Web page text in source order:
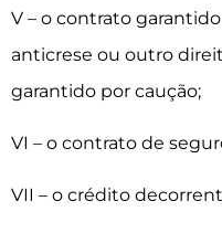
V – o contrato
anticrese ou outro
garantido por caução;
VI – o contrato de
VII – o crédito